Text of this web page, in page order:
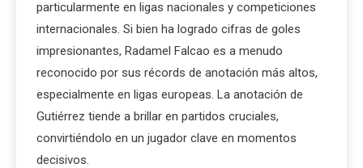
particularmente en ligas nacionales y competiciones
internacionales. Si bien ha logrado cifras de goles
impresionantes, Radamel Falcao es a menudo
reconocido por sus récords de anotación más altos,
especialmente en ligas europeas. La anotación de
Gutiérrez tiende a brillar en partidos cruciales,
convirtiéndolo en un jugador clave en momentos
decisivos.